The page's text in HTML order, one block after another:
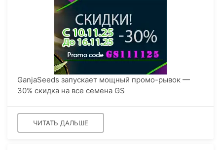
GanjaSeeds запускает мощный промо-рывок —
30% скидка на все семена GS
ЧИТАТЬ ДАЛЬШЕ